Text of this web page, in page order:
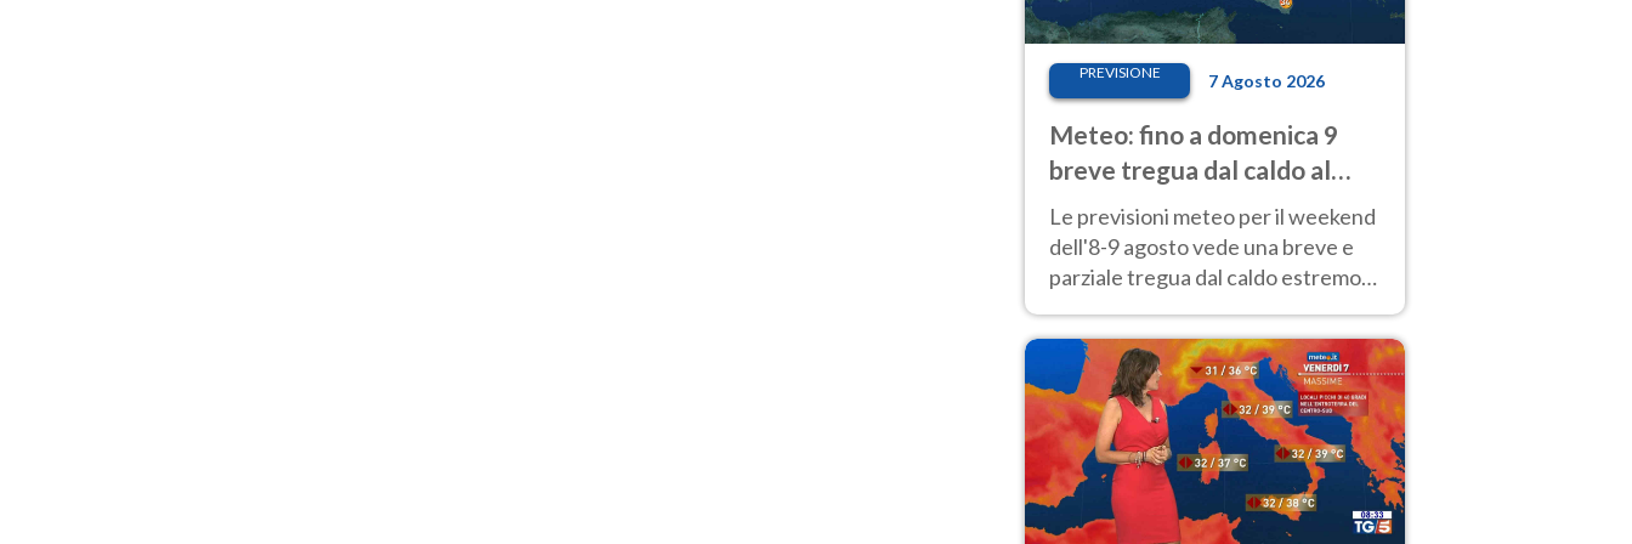
PREVISIONE 7 Agosto 2026
Meteo: fino a domenica 9
breve tregua dal caldo al
Nord! Altrove calura e afa
Le previsioni meteo per il weekend
dell'8-9 agosto vede una breve e
parziale tregua dal caldo estremo
40 gradi.